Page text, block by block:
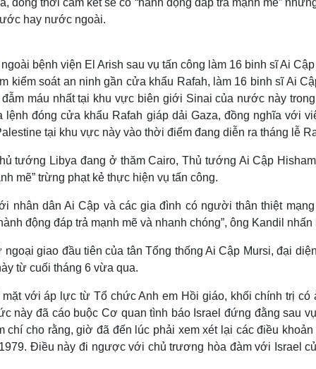
đẹp
Sân khấu - Điện ảnh
Nghệ sĩ
đồng thời cam kết sẽ có “hành động đáp trả mạnh mẽ”
hay nước ngoài.
bệnh viện El Arish sau vụ tấn công làm 16 binh sĩ Ai
kiểm soát an ninh gần cửa khẩu Rafah, làm 16 binh sĩ Ai
máu nhất tại khu vực biên giới Sinai của nước này
lệnh đóng cửa khẩu Rafah giáp dải Gaza, đồng nghĩa với
tại khu vực này vào thời điểm đang diễn ra tháng lễ
tướng Libya đang ở thăm Cairo, Thủ tướng Ai Cập
mẽ” trừng phạt kẻ thực hiện vụ tấn công.
nhân dân Ai Cập và các gia đình có người thân thiệt
động đáp trả mạnh mẽ và nhanh chóng”, ông Kandil nhấn
giao đầu tiên của tân Tổng thống Ai Cập Mursi, đại
từ cuối tháng 6 vừa qua.
mặt với áp lực từ Tổ chức Anh em Hồi giáo, khối chính trị
này đã cáo buộc Cơ quan tình báo Israel đứng đằng sau
chí cho rằng, giờ đã đến lúc phải xem xét lại các điều
Điều này đi ngược với chủ trương hòa đàm với Israel